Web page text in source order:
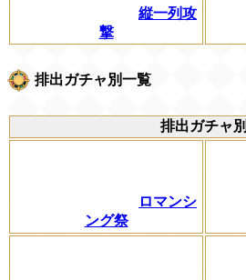
縦一列攻
撃
排出ガチャ別一覧
排出ガチャ別
ロマンシ
ング祭